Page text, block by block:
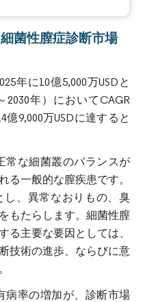
菌性膣症診断市場
年に10億5,000万USDと
2030年）においてCAGR
億9,000万USDに達すると
常な細菌叢のバランスが
る一般的な膣疾患です。
、異常なおりもの、臭
もたらします。細菌性膣
る主要な要因としては、
技術の進歩、ならびに意
病率の増加が、診断市場